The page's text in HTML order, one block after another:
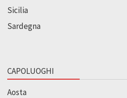
Sicilia
Sardegna
CAPOLUOGHI
Aosta